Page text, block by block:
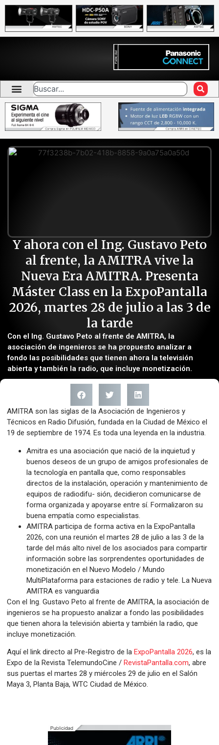
Y ahora con el Ing. Gustavo Peto
al frente, la AMITRA vive la
Nueva Era AMITRA. Presenta
Máster Class en la ExpoPantalla
2026, martes 28 de julio a las 3 de
la tarde
Con el Ing. Gustavo Peto al frente de AMITRA, la
asociación de ingenieros se ha propuesto analizar a
fondo las posibilidades que tienen ahora la televisión
abierta y también la radio, que incluye monetización.
AMITRA son las siglas de la Asociación de Ingenieros y
Técnicos en Radio Difusión, fundada en la Ciudad de México el
19 de septiembre de 1974. Es toda una leyenda en la industria.
Amitra es una asociación que nació de la inquietud y
buenos deseos de un grupo de amigos profesionales de
la tecnología en pantalla que, como responsables
directos de la instalación, operación y mantenimiento de
equipos de radiodifu- sión, decidieron comunicarse de
forma organizada y apoyarse entre sí. Formalizaron su
buena empatía como especialistas.
AMITRA participa de forma activa en la ExpoPantalla
2026, con una reunión el martes 28 de julio a las 3 de la
tarde del más alto nivel de los asociados para compartir
información sobre las sorprendentes oportunidades de
monetización en el Nuevo Modelo / Mundo
MultiPlataforma para estaciones de radio y tele. La Nueva
AMITRA es vanguardia
Con el Ing. Gustavo Peto al frente de AMITRA, la asociación de
ingenieros se ha propuesto analizar a fondo las posibilidades
que tienen ahora la televisión abierta y también la radio, que
incluye monetización.
Aquí el link directo al Pre-Registro de la ExpoPantalla 2026, es la
Expo de la Revista TelemundoCine / RevistaPantalla.com, abre
sus puertas el martes 28 y miércoles 29 de julio en el Salón
Maya 3, Planta Baja, WTC Ciudad de México.